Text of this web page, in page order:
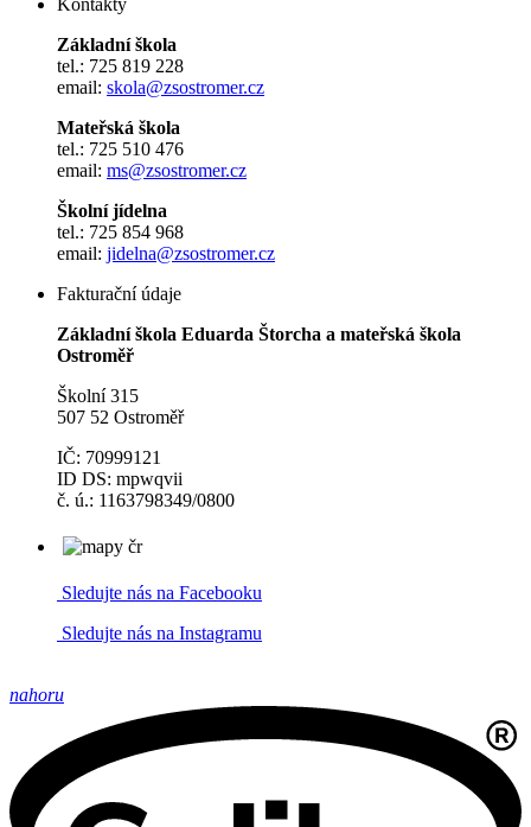
Kontakty
Základní škola
tel.: 725 819 228
email: skola@zsostromer.cz
Mateřská škola
tel.: 725 510 476
email: ms@zsostromer.cz
Školní jídelna
tel.: 725 854 968
email: jidelna@zsostromer.cz
Fakturační údaje
Základní škola Eduarda Štorcha a mateřská škola
Ostroměř
Školní 315
507 52 Ostroměř
IČ: 70999121
ID DS: mpwqvii
č. ú.: 1163798349/0800
Sledujte nás na Facebooku
Sledujte nás na Instagramu
nahoru